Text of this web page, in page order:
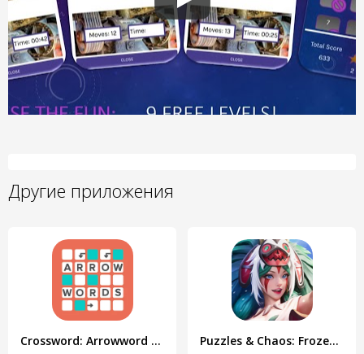
Другие приложения
Crossword: Arrowword puzzles Puzzles & Chaos: Frozen Castle